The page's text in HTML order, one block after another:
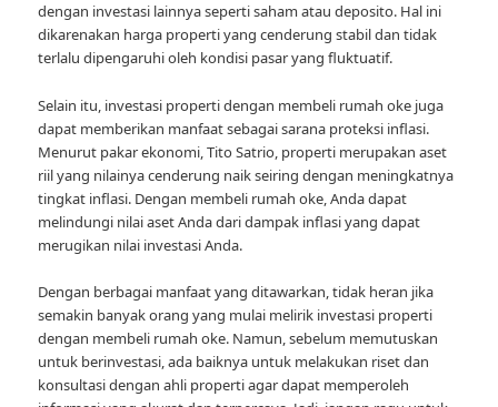
dengan investasi lainnya seperti saham atau deposito. Hal ini
dikarenakan harga properti yang cenderung stabil dan tidak
terlalu dipengaruhi oleh kondisi pasar yang fluktuatif.
Selain itu, investasi properti dengan membeli rumah oke juga
dapat memberikan manfaat sebagai sarana proteksi inflasi.
Menurut pakar ekonomi, Tito Satrio, properti merupakan aset
riil yang nilainya cenderung naik seiring dengan meningkatnya
tingkat inflasi. Dengan membeli rumah oke, Anda dapat
melindungi nilai aset Anda dari dampak inflasi yang dapat
merugikan nilai investasi Anda.
Dengan berbagai manfaat yang ditawarkan, tidak heran jika
semakin banyak orang yang mulai melirik investasi properti
dengan membeli rumah oke. Namun, sebelum memutuskan
untuk berinvestasi, ada baiknya untuk melakukan riset dan
konsultasi dengan ahli properti agar dapat memperoleh